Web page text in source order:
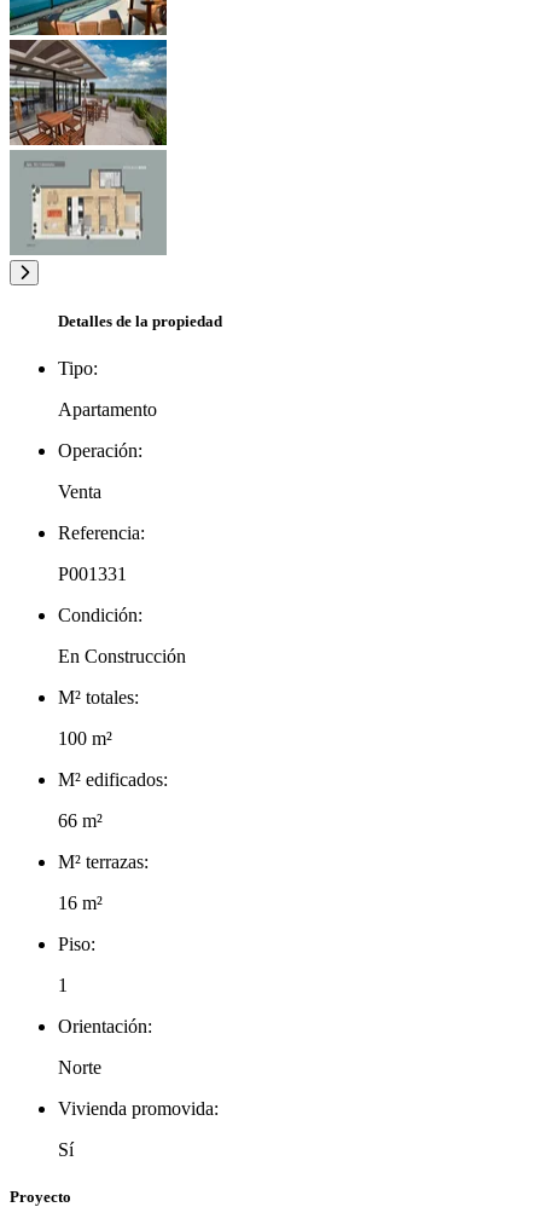
Detalles de la propiedad
Tipo:
Apartamento
Operación:
Venta
Referencia:
P001331
Condición:
En Construcción
M² totales:
100 m²
M² edificados:
66 m²
M² terrazas:
16 m²
Piso:
1
Orientación:
Norte
Vivienda promovida:
Sí
Proyecto